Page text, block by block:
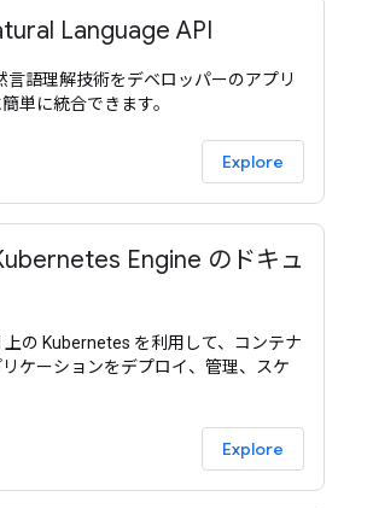
Language API
言語理解技術をデベロッパーのアプリ
単に統合できます。
Explore
Engine のドキュ
上の Kubernetes を利用して、コンテナ
ケーションをデプロイ、管理、スケ
Explore